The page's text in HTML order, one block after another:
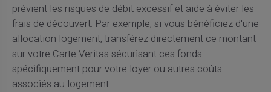
prévient les risques de débit excessif et aide à éviter les
frais de découvert. Par exemple, si vous bénéficiez d'une
allocation logement, transférez directement ce montant
sur votre Carte Veritas sécurisant ces fonds
spécifiquement pour votre loyer ou autres coûts
associés au logement.